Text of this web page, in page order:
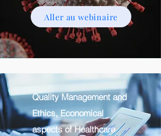
Aller au webinaire
Quality Management and
Ethics, Economical
aspects of Healthcare